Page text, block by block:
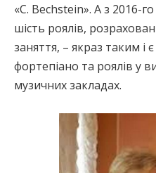
«C. Bechstein». А з 2016-
шість роялів,
заняття, – якраз таким і
фортепіано та роялів у
музичних закладах.